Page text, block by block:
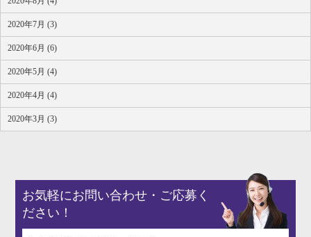
2020年7月 (3)
2020年6月 (6)
2020年5月 (4)
2020年4月 (4)
2020年3月 (3)
お気軽にお問い合わせ・ご応募く
ださい！